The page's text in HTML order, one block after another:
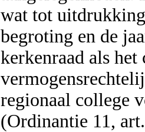
wat tot
begroting en de
kerkenraad als
regionaal college
(Ordinantie 11,